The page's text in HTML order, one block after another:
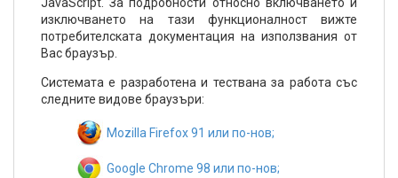
изключването на тази функционалност вижте
потребителската документация на използвания от
Вас браузър.
Системата е разработена и тествана за работа със
следните видове браузъри:
Mozilla Firefox 91 или по-нов;
Google Chrome 98 или по-нов;